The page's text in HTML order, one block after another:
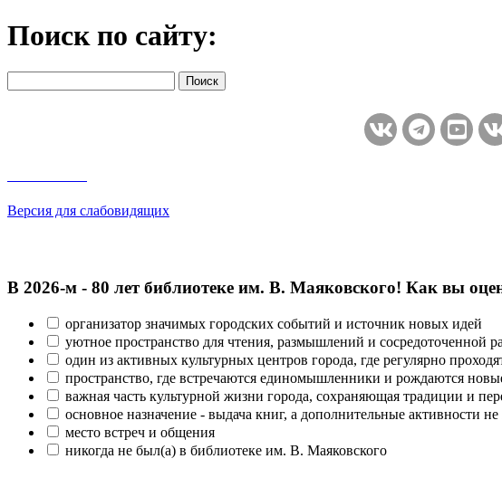
Поиск по сайту:
Версия для слабовидящих
В 2026‑м - 80 лет библиотеке им. В. Маяковского! Как вы
организатор значимых городских событий и источник новых идей
уютное пространство для чтения, размышлений и сосредоточенной
один из активных культурных центров города, где регулярно
пространство, где встречаются единомышленники и рождаются
важная часть культурной жизни города, сохраняющая традиции и
основное назначение - выдача книг, а дополнительные активности
место встреч и общения
никогда не был(а) в библиотеке им. В. Маяковского